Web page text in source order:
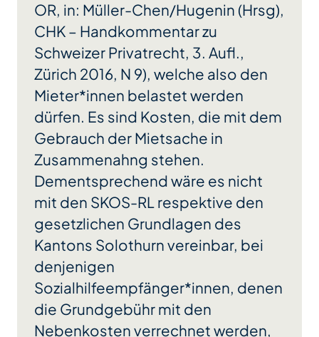
OR, in: Müller-Chen/Hugenin (Hrsg),
CHK – Handkommentar zu
Schweizer Privatrecht, 3. Aufl.,
Zürich 2016, N 9), welche also den
Mieter*innen belastet werden
dürfen. Es sind Kosten, die mit dem
Gebrauch der Mietsache in
Zusammenahng stehen.
Dementsprechend wäre es nicht
mit den SKOS-RL respektive den
gesetzlichen Grundlagen des
Kantons Solothurn vereinbar, bei
denjenigen
Sozialhilfeempfänger*innen, denen
die Grundgebühr mit den
Nebenkosten verrechnet werden,